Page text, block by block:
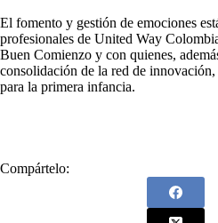
El fomento y gestión de emociones
profesionales de United Way
Buen Comienzo y con quienes,
consolidación de la red de
para la primera infancia.
Compártelo: